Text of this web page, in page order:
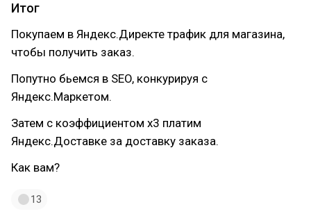
Итог
Покупаем в Яндекс.Директе трафик для магазина,
чтобы получить заказ.
Попутно бьемся в SEO, конкурируя с
Яндекс.Маркетом.
Затем с коэффициентом x3 платим
Яндекс.Доставке за доставку заказа.
Как вам?
13